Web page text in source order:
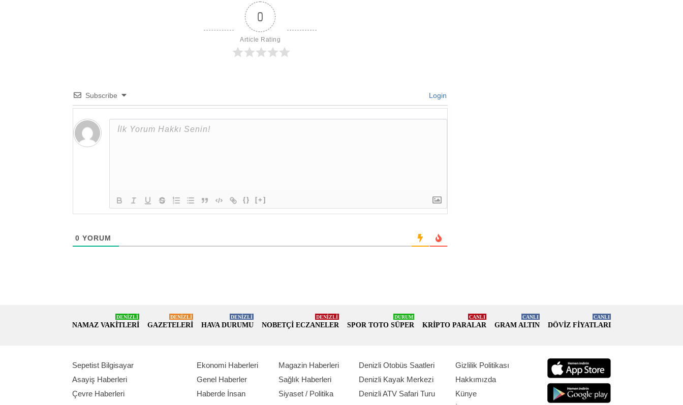
0
Article Rating
Subscribe Login
{} [+]
0 YORUM
NAMAZ VAKİTLERİ
DENİZLİ
GAZETELERİ
DENİZLİ
HAVA DURUMU
DENİZLİ
NOBETÇİ ECZANELER
DENİZLİ
SPOR TOTO SÜPER
DURUM
KRİPTO PARALAR
CANLI
GRAM ALTIN
CANLI
DÖVİZ FİYATLARI
CANLI
Sepetist Bilgisayar
Asayiş Haberleri
Çevre Haberleri
Ekonomi Haberleri
Genel Haberler
Haberde İnsan
Magazin Haberleri
Sağlık Haberleri
Siyaset / Politika
Denizli Otobüs Saatleri
Denizli Kayak Merkezi
Denizli ATV Safari Turu
Gizlilik Politikası
Hakkımızda
Künye